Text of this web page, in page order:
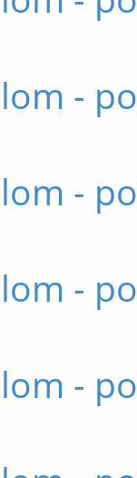
-
-
-
-